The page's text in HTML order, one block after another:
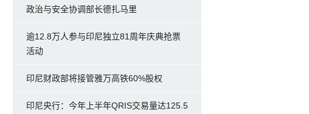
政治与安全协调部长德扎马里
逾12.8万人参与印尼独立81周年庆典抢票
活动
印尼财政部将接管雅万高铁60%股权
印尼央行：今年上半年QRIS交易量达125.5